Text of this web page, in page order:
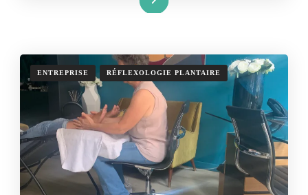
ENTREPRISE RÉFLEXOLOGIE PLANTAIRE